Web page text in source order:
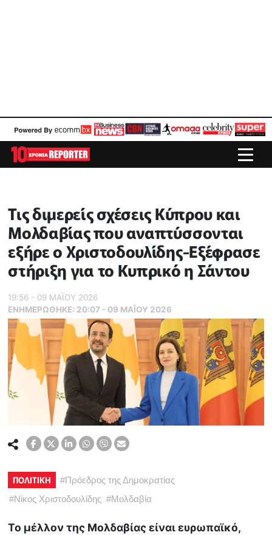
Τις διμερείς σχέσεις Κύπρου και
Μολδαβίας που αναπτύσσονται
εξήρε ο Χριστοδουλίδης-Εξέφρασε
στήριξη για το Κυπρικό η Σάντου
19:56 - 09 ΜΑΪ́ΟΥ 2026
ΕΝΗΜΕΡΏΘΗΚΕ: 20:07 - 09 ΜΑΪ́ΟΥ 2026
ΠΟΛΙΤΙΚΗ #Πρόεδρος της Δημοκρατίας
#Νίκος Χριστοδουλίδης #Μολδαβία
Το μέλλον της Μολδαβίας είναι ευρωπαϊκό,